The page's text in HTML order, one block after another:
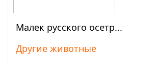
Просмотреть
Малек рyccкого осетр...
Другие животные